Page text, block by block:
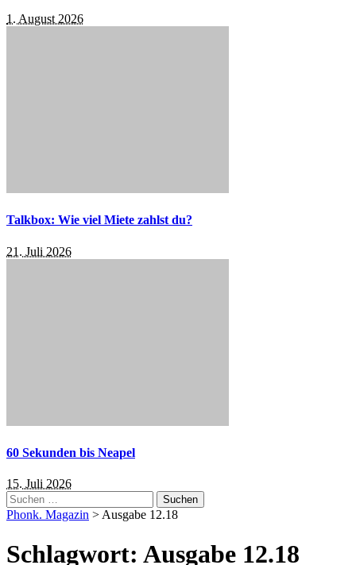
1. August 2026
Talkbox: Wie viel Miete zahlst du?
21. Juli 2026
60 Sekunden bis Neapel
15. Juli 2026
Suchen
nach:
Phonk. Magazin > Ausgabe 12.18
Schlagwort: Ausgabe 12.18